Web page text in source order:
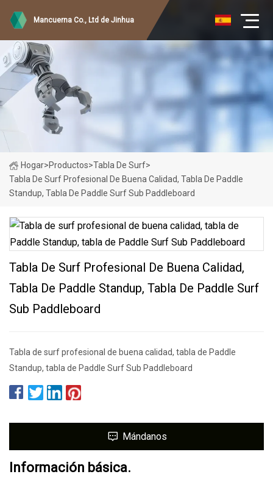
Mancuerna Co., Ltd de Jinhua
Hogar>Productos>Tabla De Surf>
Tabla De Surf Profesional De Buena Calidad, Tabla De Paddle
Standup, Tabla De Paddle Surf Sub Paddleboard
Tabla De Surf Profesional De Buena Calidad,
Tabla De Paddle Standup, Tabla De Paddle Surf
Sub Paddleboard
Tabla de surf profesional de buena calidad, tabla de Paddle
Standup, tabla de Paddle Surf Sub Paddleboard
Mándanos
Información básica.